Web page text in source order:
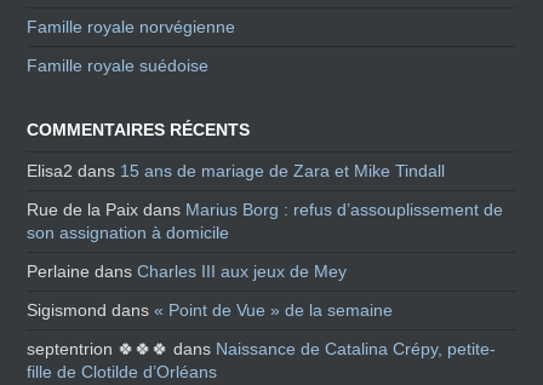
Famille royale norvégienne
Famille royale suédoise
COMMENTAIRES RÉCENTS
Elisa2 dans 15 ans de mariage de Zara et Mike Tindall
Rue de la Paix dans Marius Borg : refus d’assouplissement de
son assignation à domicile
Perlaine dansCharles III aux jeux de Mey
Sigismond dans« Point de Vue » de la semaine
septentrion 🍀🍀🍀 dans Naissance de Catalina Crépy, petite-
fille de Clotilde d’Orléans